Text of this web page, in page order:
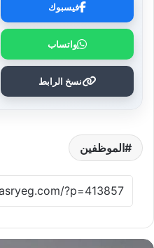
فيسبوك
واتساب
نسخ الرابط
الموظفين